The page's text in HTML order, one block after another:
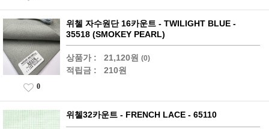
위첼 자수원단 16카운트 - TWILIGHT BLUE -
35518 (SMOKEY PEARL)
상품가 : 21,120원 (0)
적립금 : 210원
0
위첼32카운트 - FRENCH LACE - 65110